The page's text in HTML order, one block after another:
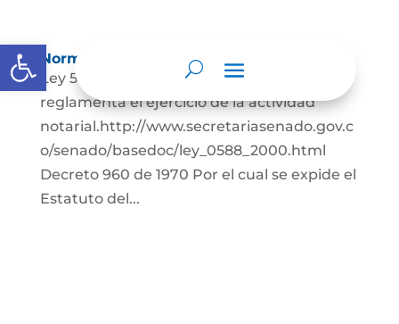
Abrir barra de herramientas
Normatividad especial
Ley 588 de 2000 Por medio de la cual se
reglamenta el ejercicio de la actividad
notarial.http://www.secretariasenado.gov.c
o/senado/basedoc/ley_0588_2000.html
Decreto 960 de 1970 Por el cual se expide el
Estatuto del...